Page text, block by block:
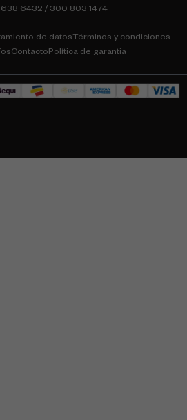
6432 / 300 803 1474
de datosTérminos y condiciones
ContactoPolítica de garantia